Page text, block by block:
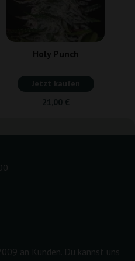
Holy Punch
Jetzt kaufen
21,00 €
an Kunden. Du kannst uns